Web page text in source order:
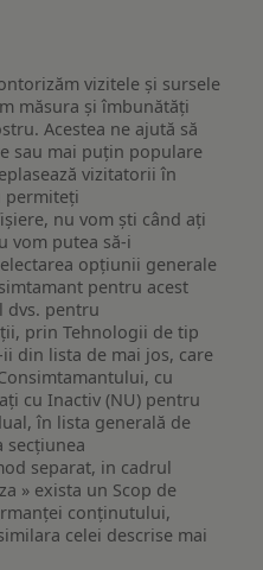
vizitele și sursele
măsura și îmbunătăți
Acestea ne ajută să
sau mai puțin populare
vizitatorii în
permiteți
nu vom ști când ați
vom putea să-i
opțiunii generale
pentru acest
dvs. pentru
prin Tehnologii de tip
din lista de mai jos, care
cu
cu Inactiv (NU) pentru
în lista generală de
secțiunea
separat, in cadrul
» exista un Scop de
conținutului,
celei descrise mai